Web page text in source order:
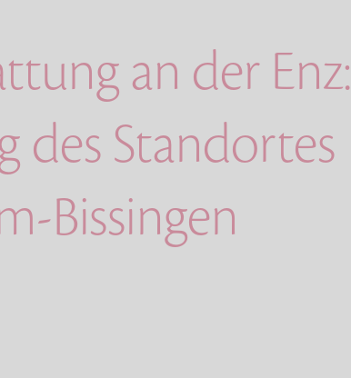
an der Enz:
des Standortes
Bissingen